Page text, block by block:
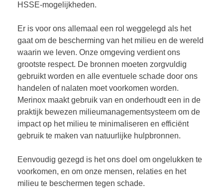
HSSE-mogelijkheden.
Er is voor ons allemaal een rol weggelegd als het
gaat om de bescherming van het milieu en de wereld
waarin we leven. Onze omgeving verdient ons
grootste respect. De bronnen moeten zorgvuldig
gebruikt worden en alle eventuele schade door ons
handelen of nalaten moet voorkomen worden.
Merinox maakt gebruik van en onderhoudt een in de
praktijk bewezen milieumanagementsysteem om de
impact op het milieu te minimaliseren en efficiënt
gebruik te maken van natuurlijke hulpbronnen.
Eenvoudig gezegd is het ons doel om ongelukken te
voorkomen, en om onze mensen, relaties en het
milieu te beschermen tegen schade.